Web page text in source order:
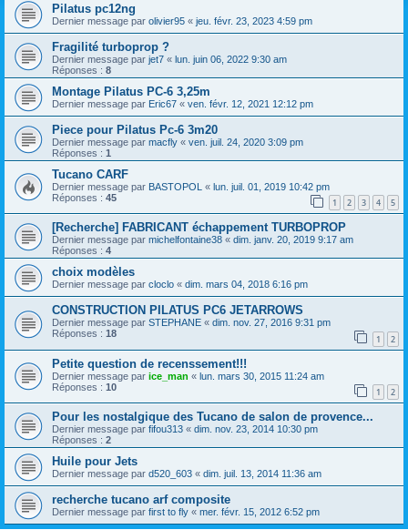
Pilatus pc12ng
Dernier message par olivier95 « jeu. févr. 23, 2023 4:59 pm
Fragilité turboprop ?
Dernier message par jet7 « lun. juin 06, 2022 9:30 am
Réponses : 8
Montage Pilatus PC-6 3,25m
Dernier message par Eric67 « ven. févr. 12, 2021 12:12 pm
Piece pour Pilatus Pc-6 3m20
Dernier message par macfly « ven. juil. 24, 2020 3:09 pm
Réponses : 1
Tucano CARF
Dernier message par BASTOPOL « lun. juil. 01, 2019 10:42 pm
Réponses : 45 1 2 3 4 5
[Recherche] FABRICANT échappement TURBOPROP
Dernier message par michelfontaine38 « dim. janv. 20, 2019 9:17 am
Réponses : 4
choix modèles
Dernier message par cloclo « dim. mars 04, 2018 6:16 pm
CONSTRUCTION PILATUS PC6 JETARROWS
Dernier message par STEPHANE « dim. nov. 27, 2016 9:31 pm
Réponses : 18 1 2
Petite question de recenssement!!!
Dernier message par ice_man « lun. mars 30, 2015 11:24 am
Réponses : 10 1 2
Pour les nostalgique des Tucano de salon de provence...
Dernier message par fifou313 « dim. nov. 23, 2014 10:30 pm
Réponses : 2
Huile pour Jets
Dernier message par d520_603 « dim. juil. 13, 2014 11:36 am
recherche tucano arf composite
Dernier message par first to fly « mer. févr. 15, 2012 6:52 pm